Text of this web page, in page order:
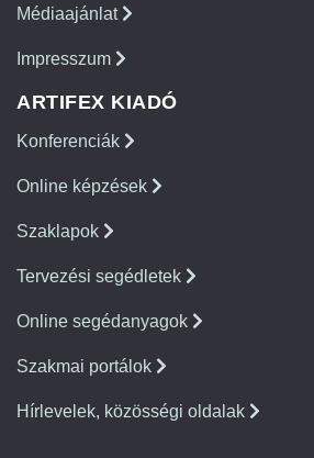
Médiaajánlat
Impresszum
ARTIFEX KIADÓ
Konferenciák
Online képzések
Szaklapok
Tervezési segédletek
Online segédanyagok
Szakmai portálok
Hírlevelek, közösségi oldalak